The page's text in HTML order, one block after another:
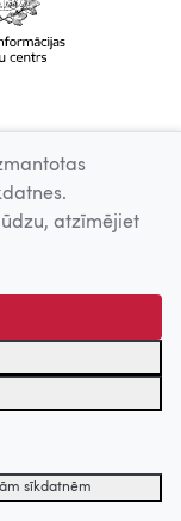
atzīmējiet
sīkdatnēm